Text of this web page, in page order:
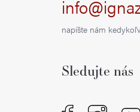
napíšte nám
Sledujte nás